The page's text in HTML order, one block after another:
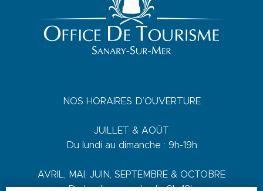
NOS HORAIRES D’OUVERTURE
JUILLET & AOÛT
Du lundi au dimanche : 9h-19h
AVRIL, MAI, JUIN, SEPTEMBRE & OCTOBRE